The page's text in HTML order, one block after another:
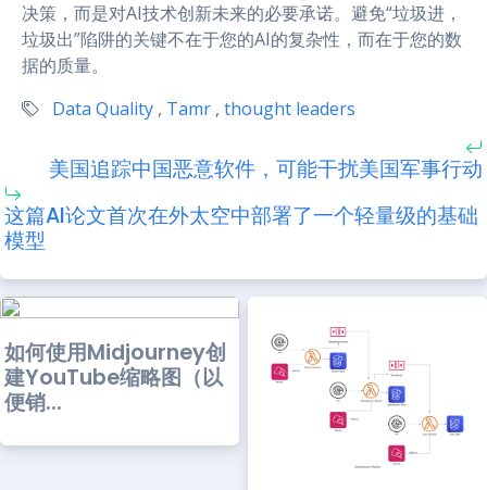
决策，而是对AI技术创新未来的必要承诺。避免“垃圾进，
垃圾出”陷阱的关键不在于您的AI的复杂性，而在于您的数
据的质量。
Data Quality , Tamr , thought leaders
美国追踪中国恶意软件，可能干扰美国军事行动
这篇AI论文首次在外太空中部署了一个轻量级的基础
模型
如何使用Midjourney创
建YouTube缩略图（以
便销...